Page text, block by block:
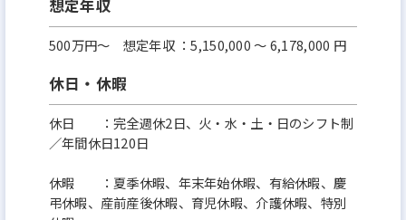
想定年収
500万円〜 想定年収 ：5,150,000 ～ 6,178,000 円
休日・休暇
休日 ：完全週休2日、火・水・土・日のシフト制
／年間休日120日
休暇 ：夏季休暇、年末年始休暇、有給休暇、慶
弔休暇、産前産後休暇、育児休暇、介護休暇、特別